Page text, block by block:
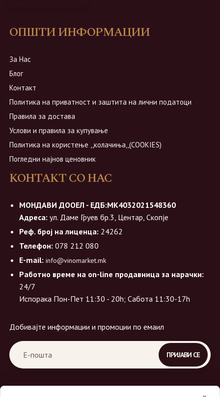
ОПШТИ ИНФОРМАЦИИ
За Нас
Блог
Контакт
Политика на приватност и заштита на лични податоци
Правила за достава
Услови и правила за купување
Политика на користење ,,колачиња,,(COOKIES)
Погледни најнов ценовник
КОНТАКТ СО НАС
МОНДАВИ ДООЕЛ - ЕДБ:МК4032021548360
Адреса: ул. Даме Груев бр.3, Центар, Скопје
Реф. број на лиценца: 24262
Телефон: 078 212 080
E-mail: info@vinomarket.mk
Работно време на on-line продавница за нарачки:
24/7
Испорака Пон-Пет 11:30 - 20h; Сабота 11:30-17h
Добивајте информации и промоции по емаил